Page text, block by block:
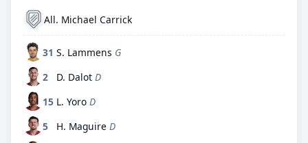
All. Michael Carrick
31 S. Lammens G
2
D. Dalot D
15 L. Yoro D
5
H. Maguire D